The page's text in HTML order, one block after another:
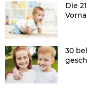
Die
30